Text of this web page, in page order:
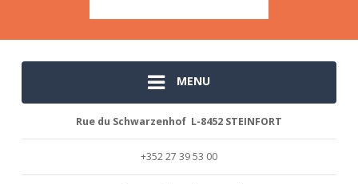
MENU
Rue du Schwarzenhof L-8452 STEINFORT
+352 27 39 53 00